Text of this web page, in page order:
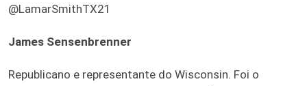
@LamarSmithTX21
James Sensenbrenner
Republicano e representante do Wisconsin. Foi o